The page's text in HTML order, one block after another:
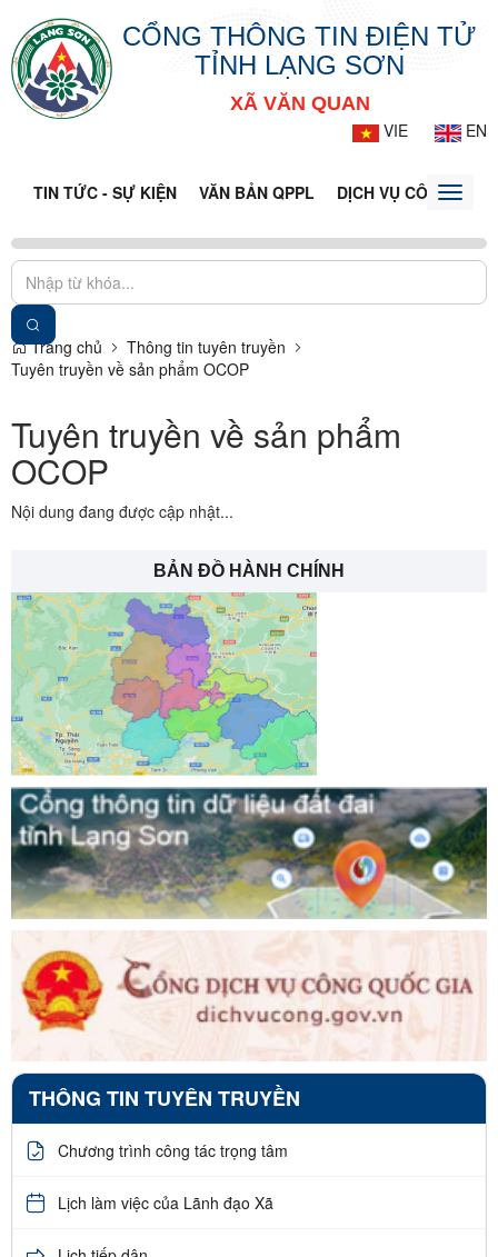
CỔNG THÔNG TIN ĐIỆN TỬ
TỈNH LẠNG SƠN
XÃ VĂN QUAN
VIE
EN
TIN TỨC - SỰ KIỆN VĂN BẢN QPPL DỊCH VỤ CÔNGToggle
Trang chủ
Thông tin tuyên truyền
Tuyên truyền về sản phẩm OCOP
Tuyên truyền về sản phẩm
OCOP
Nội dung đang được cập nhật...
BẢN ĐỒ HÀNH CHÍNH
THÔNG TIN TUYÊN TRUYỀN
Chương trình công tác trọng tâm
Lịch làm việc của Lãnh đạo Xã